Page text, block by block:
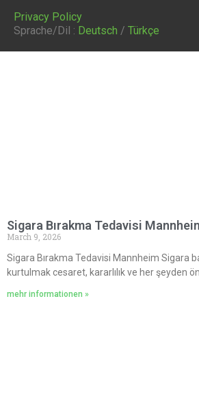
Privacy Policy
Sprache/Dil : Deutsch / Türkçe
Sigara Bırakma Tedavisi
March 9, 2026
Sigara Bırakma Tedavisi Mannheim Sigara
kurtulmak cesaret, kararlılık ve her şeyden
mehr informationen »